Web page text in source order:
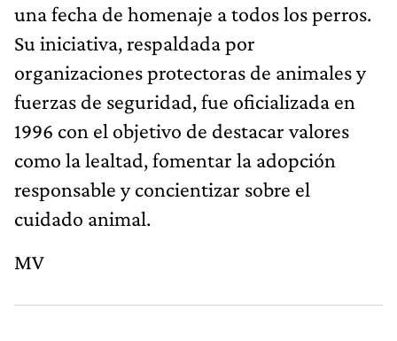
una fecha de homenaje a todos los perros.
Su iniciativa, respaldada por
organizaciones protectoras de animales y
fuerzas de seguridad, fue oficializada en
1996 con el objetivo de destacar valores
como la lealtad, fomentar la adopción
responsable y concientizar sobre el
cuidado animal.
MV